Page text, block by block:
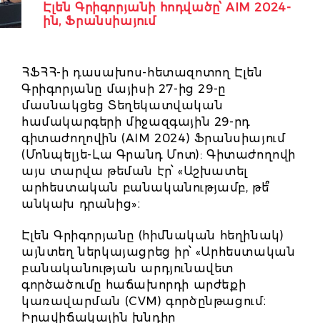
Էլեն Գրիգորյանի հոդվածը՝ AIM 2024-
ին, Ֆրանսիայում
ՀՖՀՀ-ի դասախոս-հետազոտող Էլեն
Գրիգորյանը մայիսի 27-ից 29-ը
մասնակցեց Տեղեկատվական
համակարգերի միջազգային 29-րդ
գիտաժողովին (AIM 2024) Ֆրանսիայում
(Մոնպելյե-Լա Գրանդ Մոտ): Գիտաժողովի
այս տարվա թեման էր՝ «Աշխատել
արհեստական բանականությամբ, թե՞
անկախ դրանից»։
Էլեն Գրիգորյանը (հիմնական հեղինակ)
այնտեղ ներկայացրեց իր՝ «Արհեստական
բանականության արդյունավետ
գործածումը հաճախորդի արժեքի
կառավարման (CVM) գործընթացում։
Իրավիճակային խնդիր